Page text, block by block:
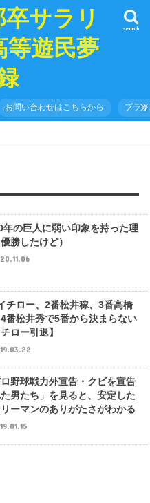
サラリ
等遊民夢
search
お問い合わせはこちらから プラ
年の巨人に弱い印象を持った理
勝したけど）
チロー、2番松井稼、3番高橋
番松井秀で5番から決まらない
チロー引退】
ロ野球戦力外宣告・クビを宣告
男たち」を見ると、安定した
ーマンのありがたさがわかる